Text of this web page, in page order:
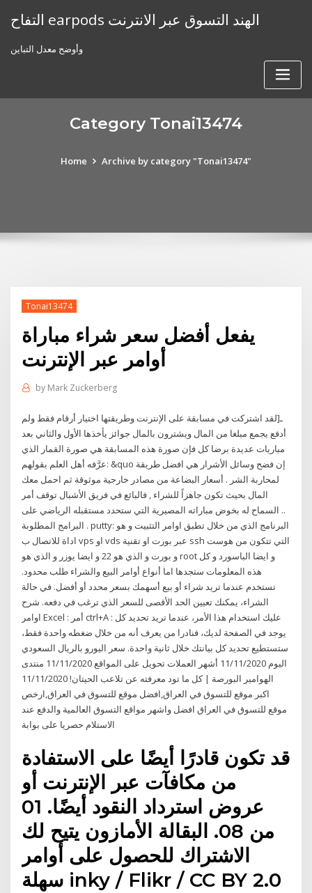
التفاح earpods الهند التسوق عبر الانترنت
وأوضح معدل التباين
Category Tonai13474
Home Archive by category "Tonai13474"
Tonai13474
يفعل أفضل سعر شراء مباراة
أوامر عبر الإنترنت
by Mark Zuckerberg
ـ[لقد اشتركت في مسابقة على الإنترنت وطريقتها اختيار أرقام فقط ولم
أدفع يجمع مبلغا من المال ويشترون بالمال جوائز يأخذها الأول والثاني بعد
مباريات عديدة برضا كل فإن صورة هذه المسابقة هي صورة القمار الذي
عرَّفه أهل العلم بقولهم: &quo إن فضح وسائل الأشرار هي افضل طريقة
لمحاربة الشر . أسعار البضاعة من مصادر خارجية موثوقة ثم احمل معك
المال بحيث تكون جاهزاً للشراء , فالبائع في فريق الأشبال توقف أمر
السماح له بخوض مباراته المصيرية التي ستحدد مستقبله الرياضي على ..
البرامج المطلوبة . putty: البرنامج الذي من خلال تطبق اوامر التثبيت و هو
اداة للاتصال ب vps او vds عبر بورت او تقنية ssh التي تتكون من هوست
و بورت و الذي هو 22 و ايضا يوزر و الذي هو root و ايضا الباسورد و كل
هذه المعلومات ستجدها اما أنواع أوامر البيع والشراء طلب محدود.
تستخدم عندما تريد شراء أو بيع أسهمك بسعر محدد أو أفضل. في حالة
الشراء، يمكنك تعيين الحد الأقصى للسعر الذي ترغب في دفعه. شرح
اوامر Excel : أمر ctrl+A : عليك استخدام هذا الأمر، عندما تريد تحديد كل
يوجد في الصفحة لديك، فنادرا من يعرف أنه من خلال ضغطه واحدة فقط،
ستستطيع تحديد كل بيانتك خلال ثانية واحدة. سعر اليورو بالريال السعودي
اليوم 11/11/2020 أشهر العملات تحويل على المواقع 11/11/2020 منتدى
الهوامير البورصة | كل ما تود معرفته عن تلاعب الحيتان! 11/11/2020
اكبر موقع للتسوق في العراق,افضل موقع للتسوق في العراق,ارخص
موقع للتسوق في العراق افضل واشهر مواقع التسوق العالمية والدفع عند
الاستلام حصريا على بوابة
قد تكون قادرًا أيضًا على الاستفادة
من مكافآت عبر الإنترنت أو
عروض استرداد النقود أيضًا. 01
من 08. البقالة الأمازون يتيح لك
الاشتراك للحصول على أوامر
سهلة inky / Flikr / CC BY 2.0